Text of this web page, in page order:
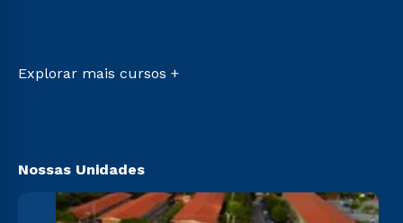
Vestibular Mérito
Vestibular Solidário
Canais de Atendimento
Explorar mais cursos +
Nossas Unidades